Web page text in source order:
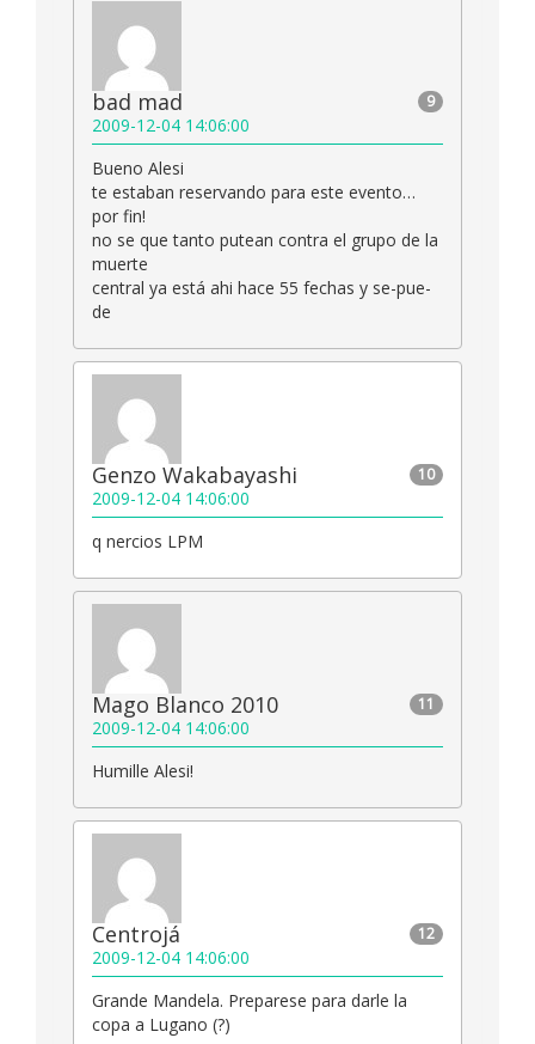
9
bad mad
2009-12-04 14:06:00
Bueno Alesi
te estaban reservando para este evento…
por fin!
no se que tanto putean contra el grupo de la
muerte
central ya está ahi hace 55 fechas y se-pue-
de
10
Genzo Wakabayashi
2009-12-04 14:06:00
q nercios LPM
11
Mago Blanco 2010
2009-12-04 14:06:00
Humille Alesi!
12
Centrojá
2009-12-04 14:06:00
Grande Mandela. Preparese para darle la
copa a Lugano (?)